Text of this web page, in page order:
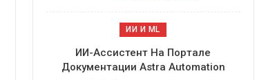
ИИ И ML
ИИ-Ассистент На Портале
Документации Astra Automation